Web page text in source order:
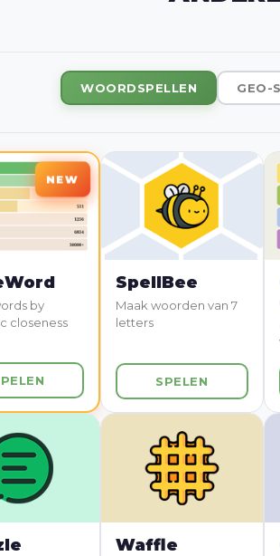
WOORDSPELLEN GEO-
by
closeness
SpellBee
Maak woorden van 7
letters
SPELEN
Waffle